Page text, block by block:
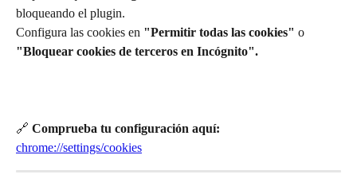
bloqueando el plugin.
Configura las cookies en "Permitir todas las cookies" o
"Bloquear cookies de terceros en Incógnito".
🔗 Comprueba tu configuración aquí:
chrome://settings/cookies